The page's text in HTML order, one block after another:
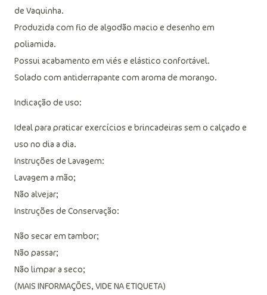
de Vaquinha.
Produzida com fio de algodão macio e desenho em
poliamida.
Possui acabamento em viés e elástico confortável.
Solado com antiderrapante com aroma de morango.
Indicação de uso:
Ideal para praticar exercícios e brincadeiras sem o calçado e
uso no dia a dia.
Instruções de Lavagem:
Lavagem a mão;
Não alvejar;
Instruções de Conservação:
Não secar em tambor;
Não passar;
Não limpar a seco;
(MAIS INFORMAÇÕES, VIDE NA ETIQUETA)